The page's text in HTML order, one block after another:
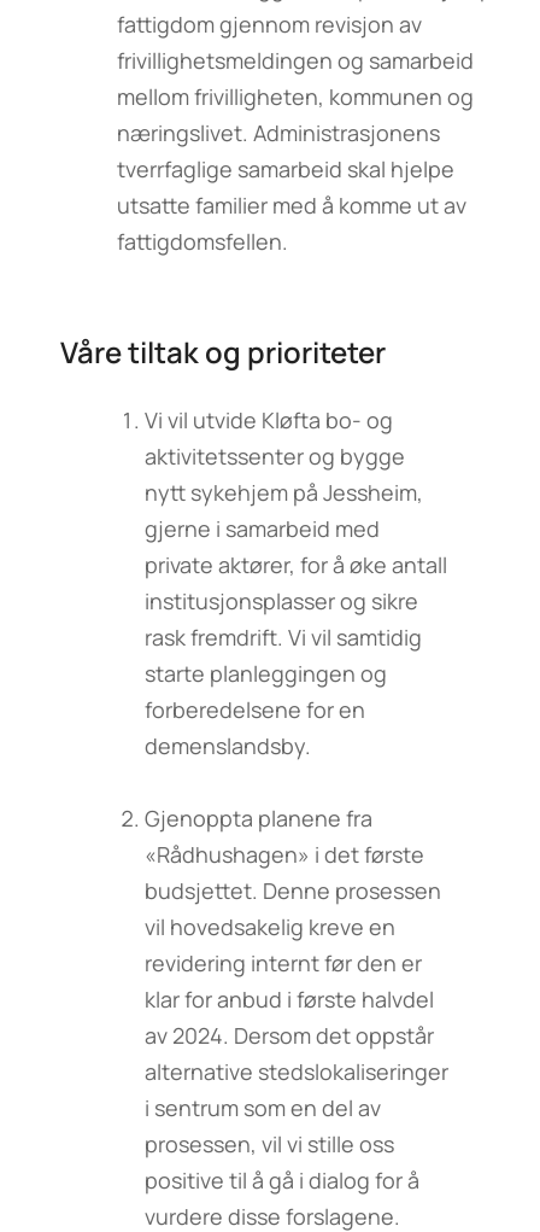
fattigdom gjennom revisjon av
frivillighetsmeldingen og samarbeid
mellom frivilligheten, kommunen og
næringslivet. Administrasjonens
tverrfaglige samarbeid skal hjelpe
utsatte familier med å komme ut av
fattigdomsfellen.
Våre tiltak og prioriteter
Vi vil utvide Kløfta bo- og
aktivitetssenter og bygge
nytt sykehjem på Jessheim,
gjerne i samarbeid med
private aktører, for å øke antall
institusjonsplasser og sikre
rask fremdrift. Vi vil samtidig
starte planleggingen og
forberedelsene for en
demenslandsby.
Gjenoppta planene fra
«Rådhushagen» i det første
budsjettet. Denne prosessen
vil hovedsakelig kreve en
revidering internt før den er
klar for anbud i første halvdel
av 2024. Dersom det oppstår
alternative stedslokaliseringer
i sentrum som en del av
prosessen, vil vi stille oss
positive til å gå i dialog for å
vurdere disse forslagene.